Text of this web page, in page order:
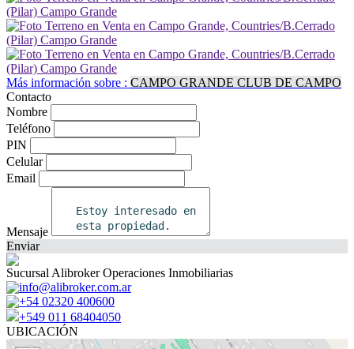
Más información sobre : CAMPO GRANDE CLUB DE CAMPO
Contacto
Nombre
Teléfono
PIN
Celular
Email
Mensaje
Enviar
Sucursal Alibroker Operaciones Inmobiliarias
info@alibroker.com.ar
+54 02320 400600
+549 011 68404050
UBICACIÓN